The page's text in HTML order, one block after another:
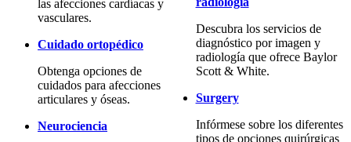
las afecciones cardíacas y
vasculares.
Cuidado ortopédico
Obtenga opciones de
cuidados para afecciones
articulares y óseas.
Neurociencia
Descubra los servicios de
diagnóstico por imagen y
radiología que ofrece Baylor
Scott & White.
Surgery
Infórmese sobre los diferentes
tipos de opciones quirúrgicas